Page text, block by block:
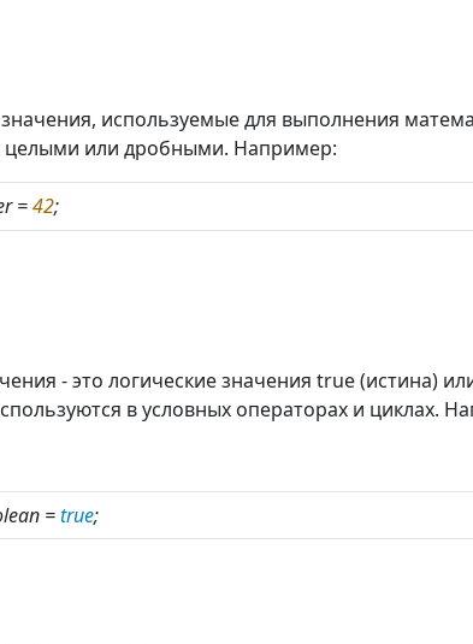
значения, используемые для выполнения
целыми или дробными. Например:
=42;
- это логические значения true (истина)
в условных операторах и циклах.
=true;